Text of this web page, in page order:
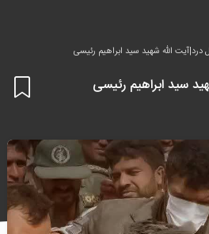
درد|آیت الله شهید سید ابراهیم رئیسی
سید ابراهیم رئیسی